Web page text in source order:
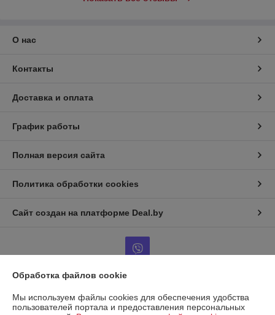
О нас
Контакты
Доставка и оплата
График работы
Полная версия сайта
Политика обработки cookies
Сайт создан на платформе Deal.by
Информация для покупателя
Обработка файлов cookie
Мы используем файлы cookies для обеспечения удобства
пользователей портала и предоставления персональных